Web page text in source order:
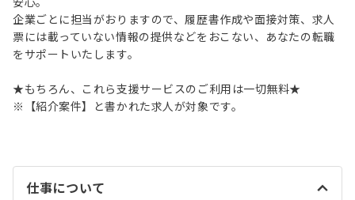
企業ごとに担当がおりますので、履歴書作成や面接対策、求人
票には載っていない情報の提供などをおこない、あなたの転職
をサポートいたします。
★もちろん、これら支援サービスのご利用は一切無料★
※【紹介案件】と書かれた求人が対象です。
仕事について